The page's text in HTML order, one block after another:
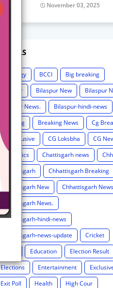
November 03, 2025
LABELS
Astrology BCCI
Big breaking
Bilaspur
Bilaspur New
Bilaspur
Bilaspur News.
Bilaspur-hindi-news
Breaking
Breaking News
Cg
CG exclusive
CG Loksbha
CG
CG politics
Chattisgarh news
Chh
Chhattisgarh
Chhattisgarh Breaking
Chhattisgarh New
Chhattisgarh News
Chhattisgarh News.
Chhattisgarh-hindi-news
Chhattisgarh-news-update
Cricket
Education
Election Result
Elections
Entertainment
Exit Poll
Health
High Cour